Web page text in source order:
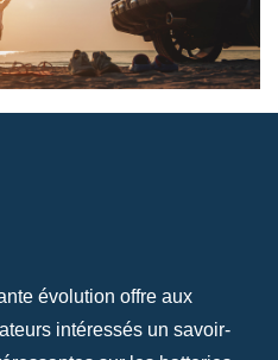
évolution offre aux
intéressés un savoir-